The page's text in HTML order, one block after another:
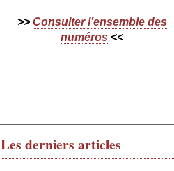
>> Consulter l’ensemble des
numéros <<
Les derniers articles